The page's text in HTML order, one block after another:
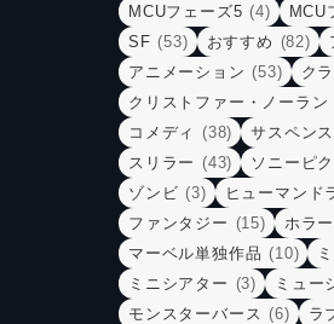
MCUフェーズ5 (4) MCU
SF (53) おすすめ (82)
アニメーション (53) ク
クリストファー・ノーラン
コメディ (38) サスペンス
スリラー (43) ソニーピ
ゾンビ (3) ヒューマンド
ファンタジー (15) ホラー
マーベル単独作品 (10)
ミニシアター (3) ミュー
モンスターバース (6) ラ